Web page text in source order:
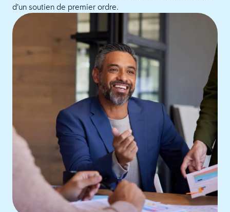
d’un soutien de premier ordre.